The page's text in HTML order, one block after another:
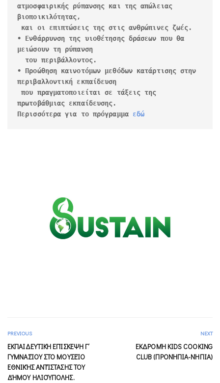
ατμοσφαιρικής ρύπανσης και της απώλειας
βιοποικιλότητας,
• Ενθάρρυνση της υιοθέτησης δράσεων που θα
μειώσουν τη ρύπανση
• Προώθηση καινοτόμων μεθόδων κατάρτισης στην
περιβαλλοντική εκπαίδευση
που πραγματοποιείται σε τάξεις της
πρωτοβάθμιας εκπαίδευσης.
Περισσότερα για το πρόγραμμα εδώ
PREVIOUS
ΕΚΠΑΙΔΕΥΤΙΚΉ ΕΠΊΣΚΕΨΗ Γ΄
ΓΥΜΝΑΣΊΟΥ ΣΤΟ ΜΟΥΣΕΊΟ
ΕΘΝΙΚΉΣ ΑΝΤΊΣΤΑΣΗΣ ΤΟΥ
ΔΉΜΟΥ ΗΛΙΟΎΠΟΛΗΣ.
NEXT
ΕΚΔΡΟΜΉ KIDS COOKING
CLUB (ΠΡΟΝΉΠΙΑ-ΝΉΠΙΑ)